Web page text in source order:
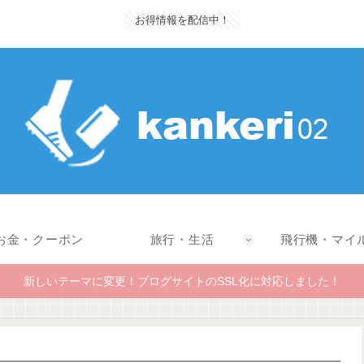
お得情報を配信中！
金・クーポン 旅行・生活 飛行機・マイ
新しいテーマに変更！ブログサイトのSSL化に対応しました！